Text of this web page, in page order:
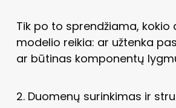
Tik po to sprendžiama, kokio
modelio reikia: ar užtenka
ar būtinas komponentų
2. Duomenų surinkimas ir